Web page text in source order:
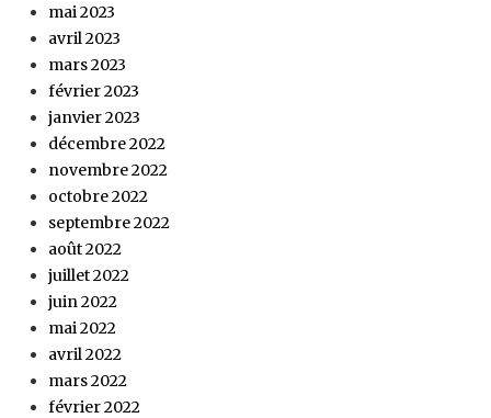
mai 2023
avril 2023
mars 2023
février 2023
janvier 2023
décembre 2022
novembre 2022
octobre 2022
septembre 2022
août 2022
juillet 2022
juin 2022
mai 2022
avril 2022
mars 2022
février 2022